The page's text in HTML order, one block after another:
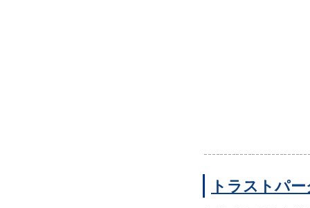
トラストパ